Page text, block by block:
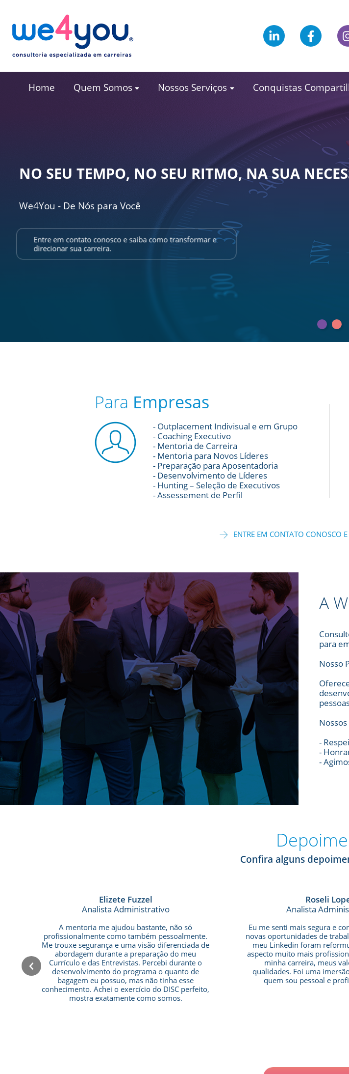
Home Quem Somos Nossos Serviços Conquistas
NO SEU TEMPO, NO SEU RITMO, NA SUA
We4You - De Nós para Você
Entre em contato conosco e saiba como transformar e
direcionar sua carreira.
Para Empresas
- Outplacement Indivisual e em Grupo
- Coaching Executivo
- Mentoria de Carreira
- Mentoria para Novos Líderes
- Preparação para Aposentadoria
- Desenvolvimento de Líderes
- Hunting – Seleção de Executivos
- Assessement de Perfil
ENTRE EM CONTATO CONOSCO
A
para
Nosso
-
-
-
Confira alguns
Elizete Fuzzel
Analista Administrativo
A mentoria me ajudou bastante, não só
profissionalmente como também pessoalmente.
Me trouxe segurança e uma visão diferenciada de
abordagem durante a preparação do meu
Currículo e das Entrevistas. Percebi durante o
desenvolvimento do programa o quanto de
bagagem eu possuo, mas não tinha esse
conhecimento. Achei o exercício do DISC perfeito,
mostra exatamente como somos.
Roseli
Analista
Eu me senti mais segura e
novas oportunidades de
meu Linkedin foram
aspecto muito mais
minha carreira, meus
qualidades. Foi uma
quem sou pessoal e